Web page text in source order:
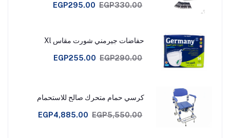
EGP295.00 EGP330.00
حفاضات جيرمني شورت مقاس Xl
EGP255.00 EGP290.00
كرسي حمام متحرك صالح للاستحمام
EGP4,885.00 EGP5,550.00